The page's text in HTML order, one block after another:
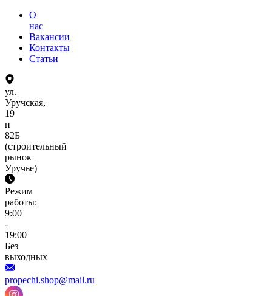
О
нас
Вакансии
Контакты
Статьи
ул.
Уручская,
19
п
82Б
(строительный
рынок
Уручье)
Режим
работы:
9:00
-
19:00
Без
выходных
propechi.shop@mail.ru